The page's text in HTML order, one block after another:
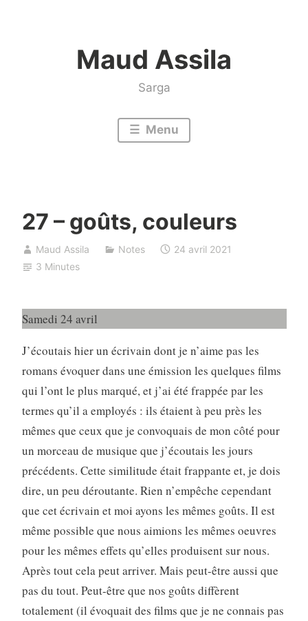
Maud Assila
Sarga
Menu
27 – goûts, couleurs
Maud Assila Notes
24 avril 2021
3 Minutes
Samedi 24 avril
J’écoutais hier un écrivain dont je n’aime pas les
romans évoquer dans une émission les quelques films
qui l’ont le plus marqué, et j’ai été frappée par les
termes qu’il a employés : ils étaient à peu près les
mêmes que ceux que je convoquais de mon côté pour
un morceau de musique que j’écoutais les jours
précédents. Cette similitude était frappante et, je dois
dire, un peu déroutante. Rien n’empêche cependant
que cet écrivain et moi ayons les mêmes goûts. Il est
même possible que nous aimions les mêmes oeuvres
pour les mêmes effets qu’elles produisent sur nous.
Après tout cela peut arriver. Mais peut-être aussi que
pas du tout. Peut-être que nos goûts diffèrent
totalement (il évoquait des films que je ne connais pas